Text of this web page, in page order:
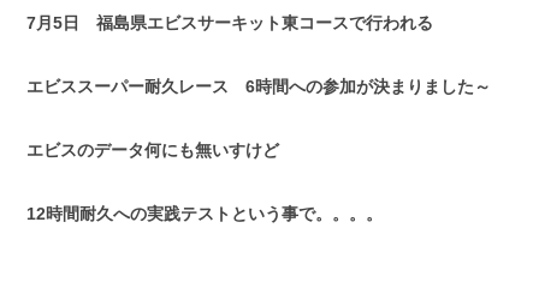
7月5日 福島県エビスサーキット東コースで行われる
エビススーパー耐久レース 6時間への参加が決まりました～
エビスのデータ何にも無いすけど
12時間耐久への実践テストという事で。。。。